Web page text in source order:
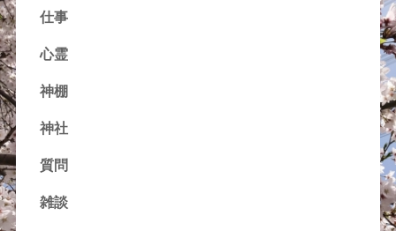
仕事
心霊
神棚
神社
質問
雑談